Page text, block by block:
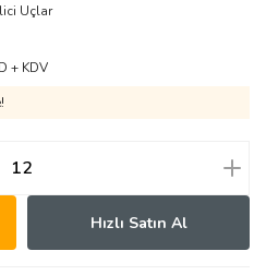
Uçlar
+ KDV
Hızlı Satın Al